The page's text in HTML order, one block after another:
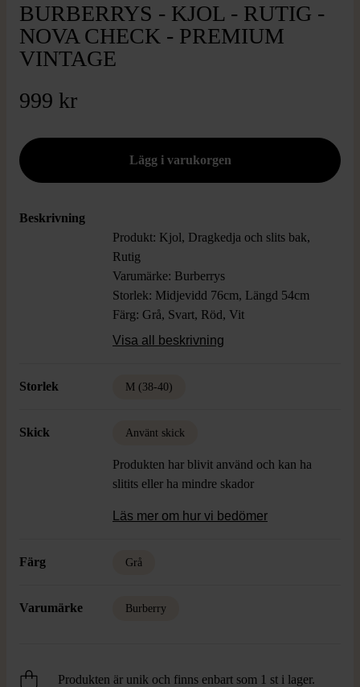
BURBERRYS - KJOL - RUTIG -
NOVA CHECK - PREMIUM
VINTAGE
999 kr
Beskrivning
Produkt: Kjol, Dragkedja och slits bak,
Rutig
Varumärke: Burberrys
Storlek: Midjevidd 76cm, Längd 54cm
Färg: Grå, Svart, Röd, Vit
Material: Uppskattar ull
Visa all beskrivning
Storlek M (38-40)
Skick Använt skick
Produkten har blivit använd och kan ha
slitits eller ha mindre skador
Läs mer om hur vi bedömer
Färg Grå
Varumärke Burberry
Produkten är unik och finns enbart som 1 st i lager.